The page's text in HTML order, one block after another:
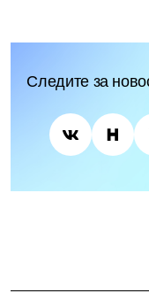
Следите за